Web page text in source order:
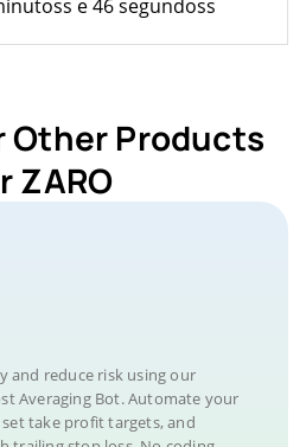
e 46 segundoss
Other Products
ZARO
and reduce risk using our
Averaging Bot. Automate your
take profit targets, and